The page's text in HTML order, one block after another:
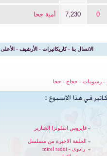
0
7,230 أمية جحا
الاتصال بنا -كاريكاتيرات - الأرشيف - الأعلى
-رسومات - حجاج - جحا
» فايروس انفلونزا الخنازير
» الحلقة الاخيرة من مسلسل
» رادوي - mirel radoi